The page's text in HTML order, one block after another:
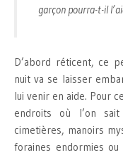
garçon pourra-t-il
D’abord réticent, ce
nuit va se laisser
lui venir en aide. Pour
endroits où l’on
cimetières, manoirs
foraines endormies